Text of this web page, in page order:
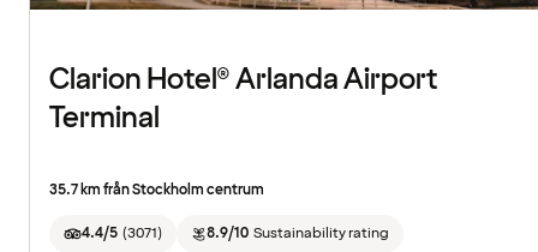
Clarion Hotel® Arlanda Airport
Terminal
35.7 km från Stockholm centrum
4.4/5 (3071) 8.9/10 Sustainability rating